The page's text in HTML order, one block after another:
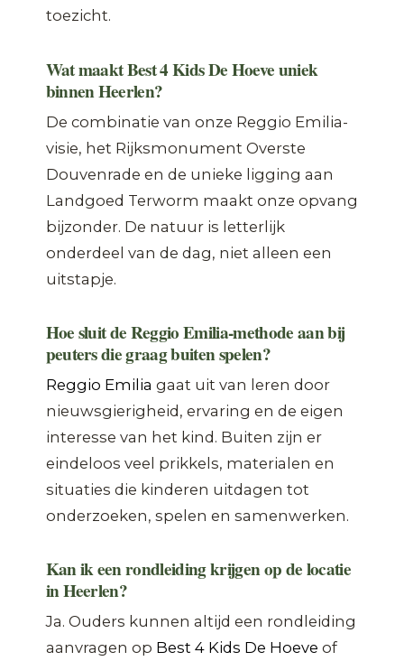
toezicht.
Wat maakt Best 4 Kids De Hoeve uniek
binnen Heerlen?
De combinatie van onze Reggio Emilia-
visie, het Rijksmonument Overste
Douvenrade en de unieke ligging aan
Landgoed Terworm maakt onze opvang
bijzonder. De natuur is letterlijk
onderdeel van de dag, niet alleen een
uitstapje.
Hoe sluit de Reggio Emilia-methode aan bij
peuters die graag buiten spelen?
Reggio Emilia gaat uit van leren door
nieuwsgierigheid, ervaring en de eigen
interesse van het kind. Buiten zijn er
eindeloos veel prikkels, materialen en
situaties die kinderen uitdagen tot
onderzoeken, spelen en samenwerken.
Kan ik een rondleiding krijgen op de locatie
in Heerlen?
Ja. Ouders kunnen altijd een rondleiding
aanvragen op Best 4 Kids De Hoeve of